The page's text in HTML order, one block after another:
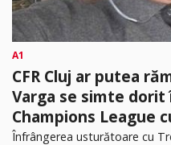
A1
CFR Cluj ar putea
Varga se simte dorit
Champions League
Înfrângerea usturătoare cu